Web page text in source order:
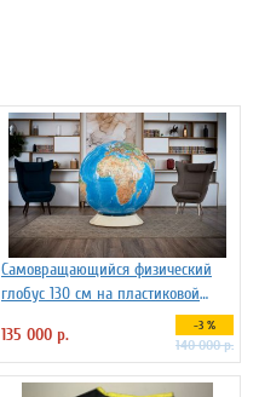
Самовращающийся физический
глобус 130 см на пластиковой
135 000 р. -3 %
140 000 р.